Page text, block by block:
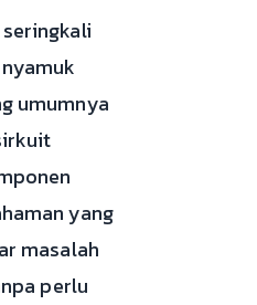
umumnya
yang
masalah
perlu